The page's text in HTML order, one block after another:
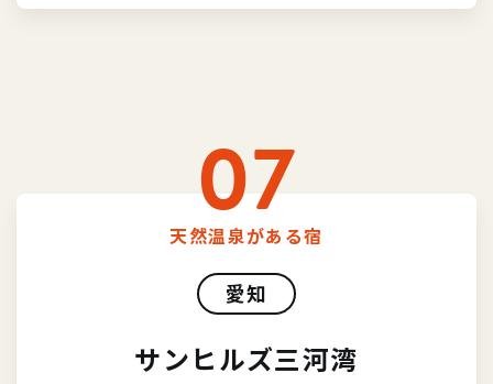
07
天然温泉がある宿
愛知
サンヒルズ三河湾